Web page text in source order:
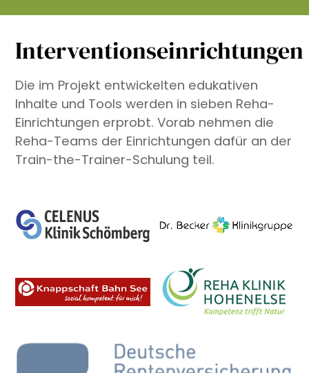
Interventionseinrichtungen
Die im Projekt entwickelten edukativen
Inhalte und Tools werden in sieben Reha-
Einrichtungen erprobt. Vorab nehmen die
Reha-Teams der Einrichtungen dafür an der
Train-the-Trainer-Schulung teil.